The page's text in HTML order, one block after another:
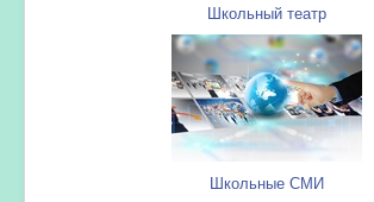
Школьный театр
Школьные СМИ